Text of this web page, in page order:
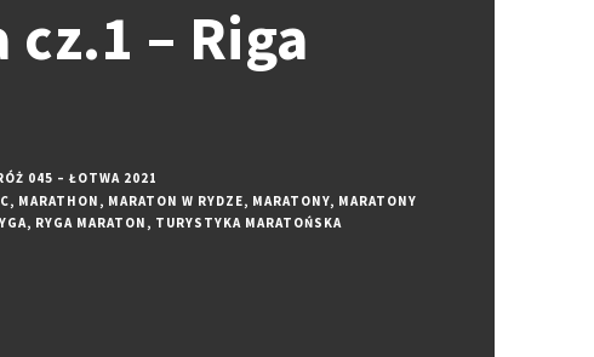
– Riga
045 – ŁOTWA 2021
, MARATHON , MARATON W RYDZE, MARATONY, MARATONY
, RYGA MARATON , TURYSTYKA MARATOŃSKA